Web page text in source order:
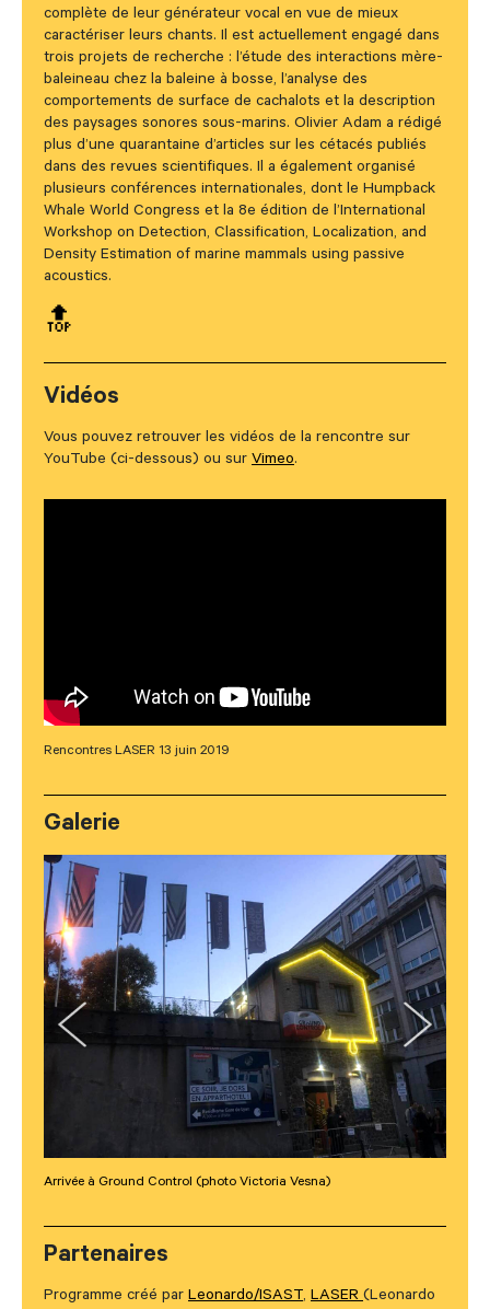
complète de leur générateur vocal en vue de mieux
caractériser leurs chants. Il est actuellement engagé dans
trois projets de recherche : l’étude des interactions mère-
baleineau chez la baleine à bosse, l’analyse des
comportements de surface de cachalots et la description
des paysages sonores sous-marins. Olivier Adam a rédigé
plus d’une quarantaine d’articles sur les cétacés publiés
dans des revues scientifiques. Il a également organisé
plusieurs conférences internationales, dont le Humpback
Whale World Congress et la 8e édition de l’International
Workshop on Detection, Classification, Localization, and
Density Estimation of marine mammals using passive
acoustics.
🔝
Vidéos
Vous pouvez retrouver les vidéos de la rencontre sur
YouTube (ci-dessous) ou sur Vimeo.
Rencontres LASER 13 juin 2019
Galerie
Arrivée à Ground Control (photo Victoria Vesna)
Previous Next
Partenaires
Programme créé par Leonardo/ISAST, LASER(Leonardo